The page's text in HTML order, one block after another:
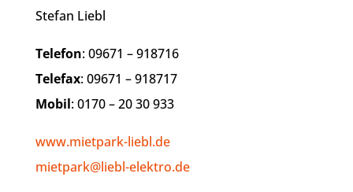
Stefan Liebl
Telefon: 09671 – 918716
Telefax: 09671 – 918717
Mobil: 0170 – 20 30 933
www.mietpark-liebl.de
mietpark@liebl-elektro.de